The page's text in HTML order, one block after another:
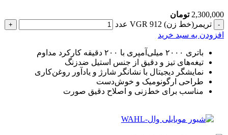
2,300,000 تومان
تریمر(خط زن) VGR 912 عدد
افزودن به سبد خرید
باتری ۲۰۰۰ میلی‌آمپری با ۲۰۰ دقیقه کارکرد مداوم
تیغه‌های تیز و دقیق از جنس استیل ضدزنگ
نمایشگر دیجیتال با نشانگر شارژ و یادآور روغن‌کاری
طراحی ارگونومیک و خوش‌دست
مناسب برای خط‌زنی و اصلاح دقیق صورت